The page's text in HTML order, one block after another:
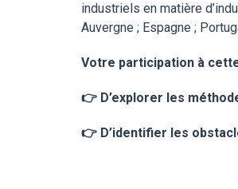
industriels en matière
Auvergne ; Espagne ;
Votre participation à
👉 D’explorer les
👉 D’identifier les